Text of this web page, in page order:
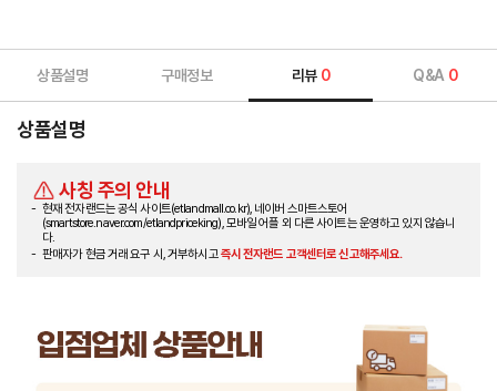
상품설명 구매정보 리뷰 0 Q&A 0
상품설명
사칭 주의 안내
현재 전자랜드는 공식 사이트(etlandmall.co.kr), 네이버 스마트스토어
(smartstore.naver.com/etlandpriceking), 모바일 어플 외 다른 사이트는 운영하고 있지 않습니
다.
판매자가 현금 거래 요구 시, 거부하시고즉시 전자랜드 고객센터로 신고해주세요.